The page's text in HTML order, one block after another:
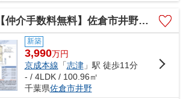
【仲介手数料無料】佐倉市井野 新築戸建て
新築
3,990万円
京成本線 「志津」駅 徒歩11分
- / 4LDK / 100.96㎡
千葉県佐倉市井野